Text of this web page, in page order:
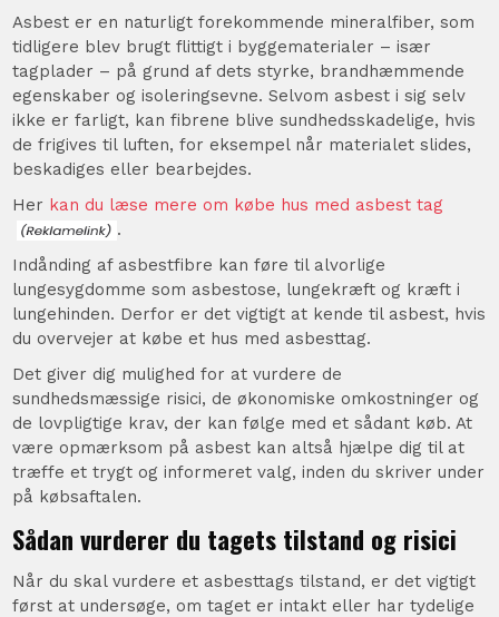
Asbest er en naturligt forekommende mineralfiber, som
tidligere blev brugt flittigt i byggematerialer – især
tagplader – på grund af dets styrke, brandhæmmende
egenskaber og isoleringsevne. Selvom asbest i sig selv
ikke er farligt, kan fibrene blive sundhedsskadelige, hvis
de frigives til luften, for eksempel når materialet slides,
beskadiges eller bearbejdes.
Her kan du læse mere om købe hus med asbest tag
.
Indånding af asbestfibre kan føre til alvorlige
lungesygdomme som asbestose, lungekræft og kræft i
lungehinden. Derfor er det vigtigt at kende til asbest, hvis
du overvejer at købe et hus med asbesttag.
Det giver dig mulighed for at vurdere de
sundhedsmæssige risici, de økonomiske omkostninger og
de lovpligtige krav, der kan følge med et sådant køb. At
være opmærksom på asbest kan altså hjælpe dig til at
træffe et trygt og informeret valg, inden du skriver under
på købsaftalen.
Sådan vurderer du tagets tilstand og risici
Når du skal vurdere et asbesttags tilstand, er det vigtigt
først at undersøge, om taget er intakt eller har tydelige